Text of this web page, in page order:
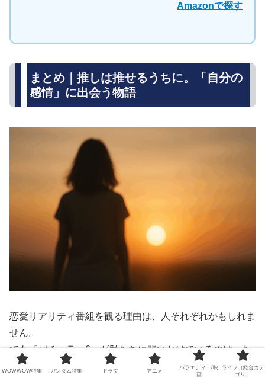
Amazonで探す
まとめ｜推しは推せるうちに。「自分の
感情」に出会う物語
恋愛リアリティ番組を観る理由は、人それぞれかもしれま
せん。
でも『バチェラー6』が私たちに問いかけているのは、た
だの恋の行方ではなく、「あなたは誰の言葉に心を動かさ
WOWWOW特集 ガンダム特集 ドラマ アニメ
バラエティー/映
画
ライフ（総合カテ
ゴリ）